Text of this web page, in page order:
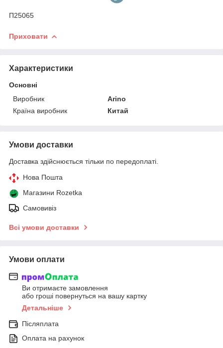
П25065
Приховати
Характеристики
Основні
Виробник
Arino
Країна виробник
Китай
Умови доставки
Доставка здійснюється тільки по передоплаті.
Нова Пошта
Магазини Rozetka
Самовивіз
Всі умови доставки
Умови оплати
Ви отримаєте замовлення
або гроші повернуться на вашу картку
Детальніше
Післяплата
Оплата на рахунок